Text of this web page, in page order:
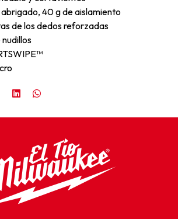
40 g de aislamiento
de los dedos reforzadas